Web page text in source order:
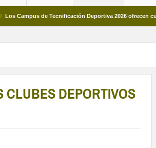
de Tecnificación Deportiva 2026 ofrecen cuatro
CLUBES DEPORTIVOS